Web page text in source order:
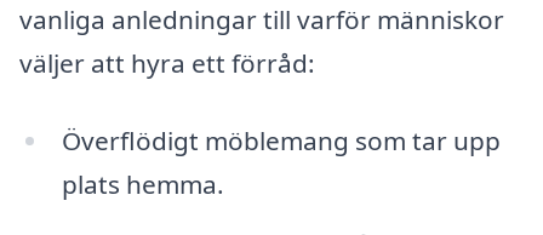
vanliga anledningar till varför människor
väljer att hyra ett förråd:
Överflödigt möblemang som tar upp
plats hemma.